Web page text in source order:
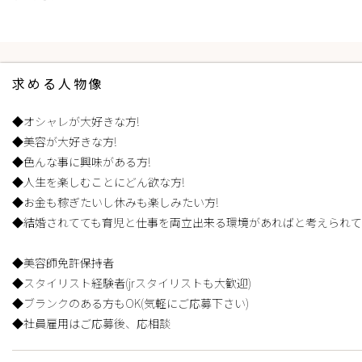
求める人物像
◆オシャレが大好きな方!
◆美容が大好きな方!
◆色んな事に興味がある方!
◆人生を楽しむことにどん欲な方!
◆お金も稼ぎたいし休みも楽しみたい方!
◆結婚されてても育児と仕事を両立出来る環境があればと考えられ
◆美容師免許保持者
◆スタイリスト経験者(jrスタイリストも大歓迎)
◆ブランクのある方もOK(気軽にご応募下さい)
◆社員雇用はご応募後、応相談